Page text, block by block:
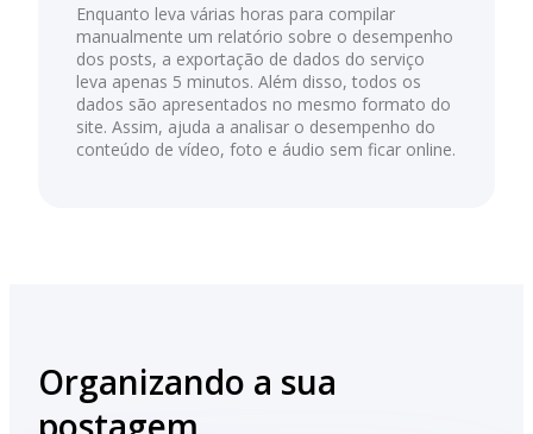
Enquanto leva várias horas para compilar
manualmente um relatório sobre o desempenho
dos posts, a exportação de dados do serviço
leva apenas 5 minutos. Além disso, todos os
dados são apresentados no mesmo formato do
site. Assim, ajuda a analisar o desempenho do
conteúdo de vídeo, foto e áudio sem ficar online.
Organizando a sua